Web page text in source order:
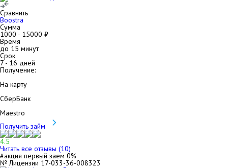
Сравнить
Boostra
Сумма
1000 - 15000 ₽
Время
до 15 минут
Срок
7- 16 дней
Получение:
На карту
СберБанк
Maestro
Получить займ
4.5
Читать все отзывы (10)
#акция первый заем 0%
№ Лицензии 17-033-36-008323